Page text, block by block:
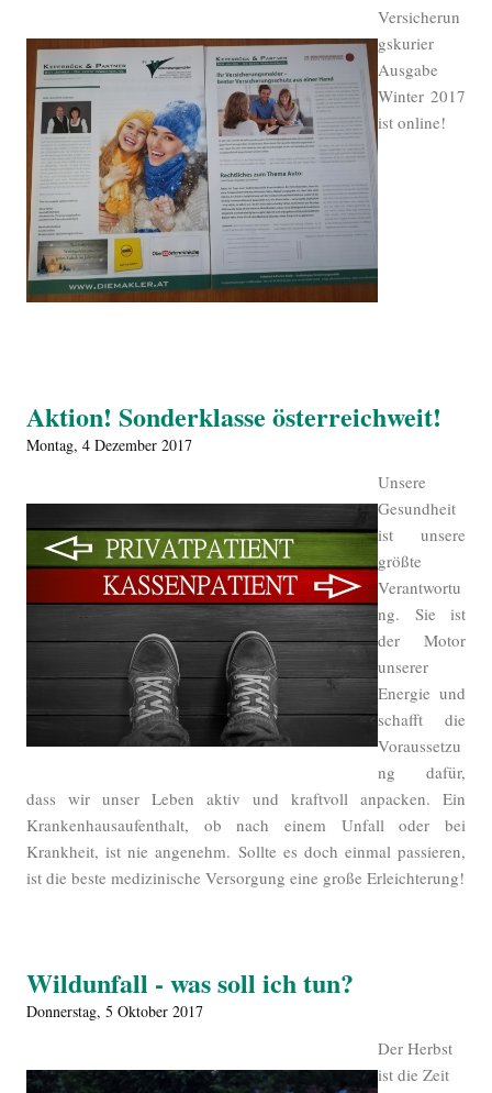
Versicherun
gskurier
Ausgabe
Winter 2017
ist online!
Aktion! Sonderklasse österreichweit!
Montag, 4 Dezember 2017
Unsere
Gesundheit
ist unsere
größte
Verantwortu
ng. Sie ist
der Motor
unserer
Energie und
schafft die
Voraussetzu
ng dafür,
dass wir unser Leben aktiv und kraftvoll anpacken. Ein
Krankenhausaufenthalt, ob nach einem Unfall oder bei
Krankheit, ist nie angenehm. Sollte es doch einmal passieren,
ist die beste medizinische Versorgung eine große Erleichterung!
Wildunfall - was soll ich tun?
Donnerstag, 5 Oktober 2017
Der Herbst
ist die Zeit